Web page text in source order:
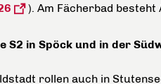
). Am Fächerbad
S2 in Spöck und in der
rollen auch in